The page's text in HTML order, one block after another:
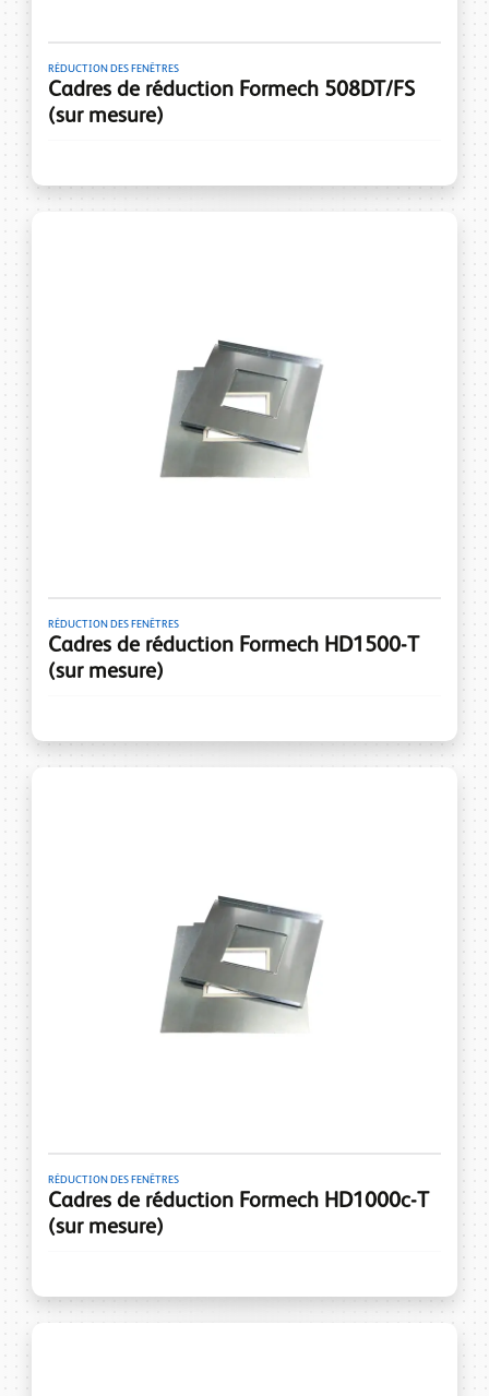
RÉDUCTION DES FENÊTRES
Cadres de réduction Formech 508DT/FS
(sur mesure)
RÉDUCTION DES FENÊTRES
Cadres de réduction Formech HD1500-T
(sur mesure)
RÉDUCTION DES FENÊTRES
Cadres de réduction Formech HD1000c-T
(sur mesure)